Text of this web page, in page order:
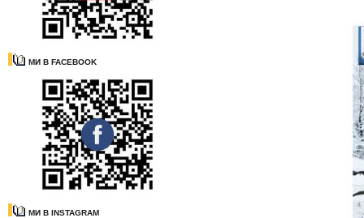
МИ В FACEBOOK
МИ В INSTAGRAM